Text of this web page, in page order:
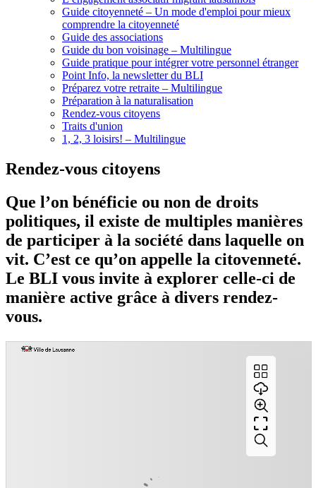
Guide citoyenneté – Un mode d'emploi pour mieux
comprendre la citoyenneté
Guide des associations
Guide du bon voisinage – Multilingue
Guide pratique pour intégrer votre personnel étranger
Point Info, la newsletter du BLI
Préparez votre retraite – Multilingue
Préparation à la naturalisation
Rendez-vous citoyens
Traits d'union
1, 2, 3 loisirs! – Multilingue
Rendez-vous citoyens
Que l’on bénéficie ou non de droits
politiques, il existe de multiples manières
de participer à la société dans laquelle on
vit. C’est ce qu’on appelle la citovenneté.
Le BLI vous invite à explorer celle-ci de
manière active grâce à divers rendez-
vous.